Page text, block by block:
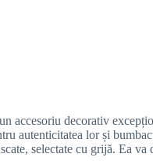
accesoriu decorativ
autenticitatea lor și
selectate cu grijă. Ea va